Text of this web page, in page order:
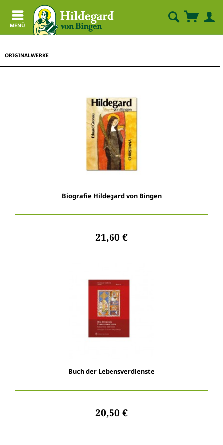
MENÜ
ORIGINALWERKE
Biografie Hildegard von Bingen
21,60 €
Buch der Lebensverdienste
20,50 €